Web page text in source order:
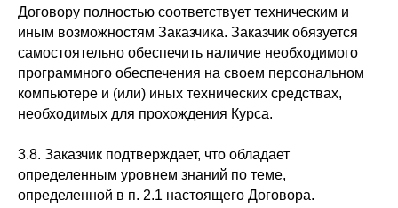
Договору полностью соответствует техническим и
иным возможностям Заказчика. Заказчик обязуется
самостоятельно обеспечить наличие необходимого
программного обеспечения на своем персональном
компьютере и (или) иных технических средствах,
необходимых для прохождения Курса.
3.8. Заказчик подтверждает, что обладает
определенным уровнем знаний по теме,
определенной в п. 2.1 настоящего Договора.